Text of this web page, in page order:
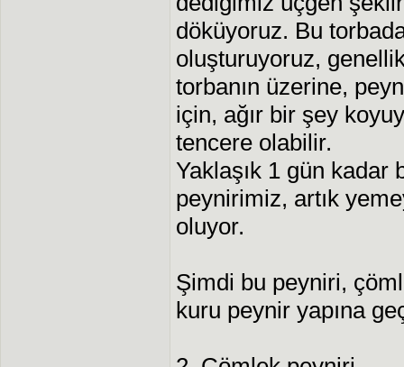
döküyoruz. Bu
oluşturuyoruz,
torbanın üzerine,
için, ağır bir şey
tencere olabilir.
Yaklaşık 1 gün kadar
peynirimiz, artık
oluyor.
Şimdi bu peyniri,
kuru peynir yapına